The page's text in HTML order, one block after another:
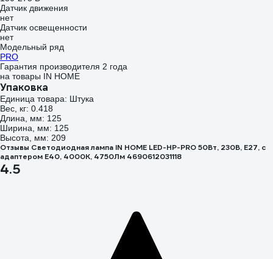
Датчик движения
нет
Датчик освещенности
нет
Модельный ряд
PRO
Гарантия производителя 2 года
на товары IN HOME
Упаковка
Единица товара: Штука
Вес, кг: 0.418
Длина, мм: 125
Ширина, мм: 125
Высота, мм: 209
Отзывы Светодиодная лампа IN HOME LED-HP-PRO 50Вт, 230В, Е27, с
адаптером E40, 4000К, 4750Лм 4690612031118
4.5